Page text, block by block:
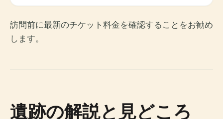
訪問前に最新のチケット料金を確認することをお勧め
します。
遺跡の解説と見どころ